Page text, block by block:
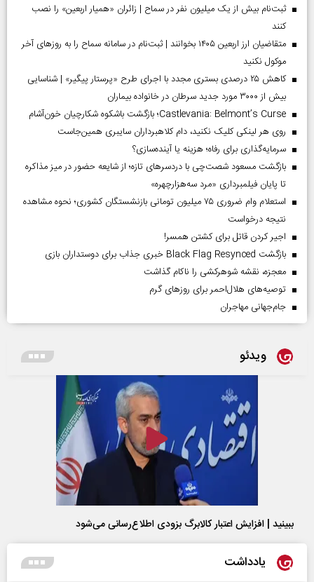
ثبت‌نام بیش از یک میلیون نفر در سماح | زائران «همیار اربعین» را نصب
کنند
متقاضیان ارز اربعین ۱۴۰۵ بخوانند | ثبت‌نام در سامانه سماح را به روز‌های آخر
موکول نکنید
کاهش ۲۵ درصدی بستری مجدد با اجرای طرح «پرستار پیگیر» | شناسایی
بیش از ۳۰۰۰ مورد جدید سرطان در خانواده بیماران
Castlevania: Belmont’s Curse؛ بازگشت باشکوه شکارچیان خون‌آشام
روی هر لینکی کلیک نکنید، دام کلاهبرداران سایبری همین‌جاست
سرمایه‌گذاری برای رفاه؛ هزینه یا آینده‌سازی؟
بازگشت مسعود شصت‌چی با دردسر‌های تازه؛ از شایعه حضور در میز مذاکره
تا پایان فیلمبرداری «مرد سه‌هزارچهره»
استعلام وام ضروری ۷۵ میلیون تومانی بازنشستگان کشوری؛ نحوه مشاهده
نتیجه درخواست
اجیر کردن قاتل برای کشتن همسر!
بازگشت Black Flag Resynced خبری جذاب برای دوستداران بازی
معجزه، نقشه شوهرکشی را ناکام گذاشت
توصیه‌های هلال‌احمر برای روز‌های گرم
جام‌جهانی مهاجران
ویدئو
ببینید | افزایش اعتبار کالابرگ بزودی اطلاع‌رسانی می‌شود
یادداشت